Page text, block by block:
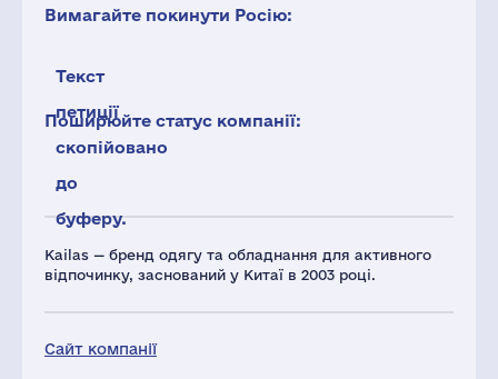
Kailas — бренд одягу та обладнання для активного
відпочинку, заснований у Китаї в 2003 році.
Сайт компанії
Вимагайте покинути Росію:
Текст
петиції
скопійовано
до
буферу.
Поширюйте статус компанії: